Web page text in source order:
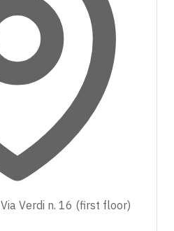
Verdi n. 16 (first floor)